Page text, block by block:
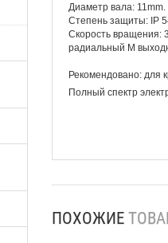
Диаметр вала: 11mm.
Степень защиты: IP
Скорость вращения:
радиальный M
Рекомендовано: для
Полный спектр
ПОХОЖИЕ